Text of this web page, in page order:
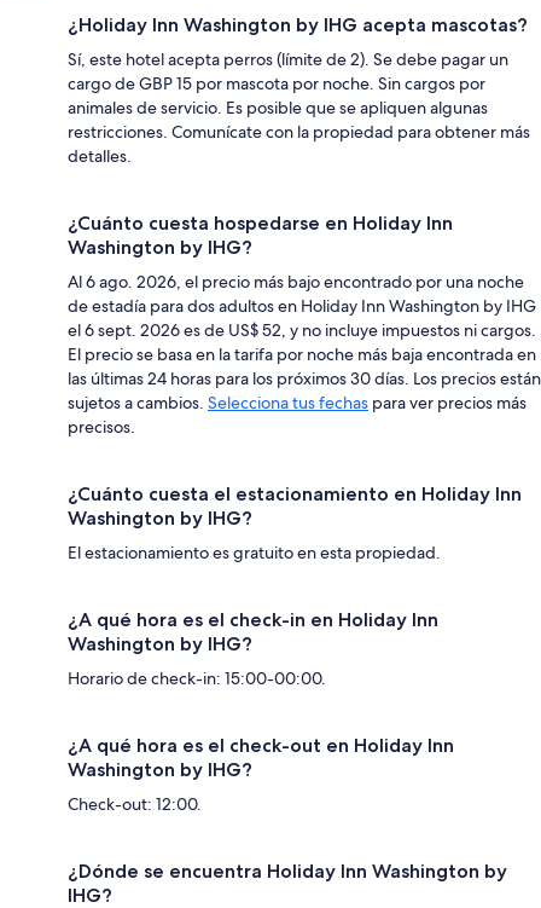
¿Holiday Inn Washington by IHG acepta mascotas?
Sí, este hotel acepta perros (límite de 2). Se debe pagar un
cargo de GBP 15 por mascota por noche. Sin cargos por
animales de servicio. Es posible que se apliquen algunas
restricciones. Comunícate con la propiedad para obtener más
detalles.
¿Cuánto cuesta hospedarse en Holiday Inn
Washington by IHG?
Al 6 ago. 2026, el precio más bajo encontrado por una noche
de estadía para dos adultos en Holiday Inn Washington by IHG
el 6 sept. 2026 es de US$ 52, y no incluye impuestos ni cargos.
El precio se basa en la tarifa por noche más baja encontrada en
las últimas 24 horas para los próximos 30 días. Los precios están
sujetos a cambios. Selecciona tus fechas para ver precios más
precisos.
¿Cuánto cuesta el estacionamiento en Holiday Inn
Washington by IHG?
El estacionamiento es gratuito en esta propiedad.
¿A qué hora es el check-in en Holiday Inn
Washington by IHG?
Horario de check-in: 15:00-00:00.
¿A qué hora es el check-out en Holiday Inn
Washington by IHG?
Check-out: 12:00.
¿Dónde se encuentra Holiday Inn Washington by
IHG?